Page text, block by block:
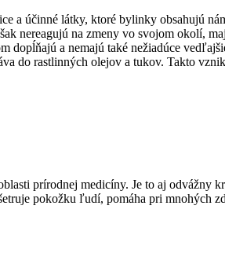
a účinné látky, ktoré bylinky obsahujú
nereagujú na zmeny vo svojom okolí,
dopĺňajú a nemajú také nežiadúce
do rastlinných olejov a tukov. Takto
prírodnej medicíny. Je to aj odvážny
pokožku ľudí, pomáha pri mnohých